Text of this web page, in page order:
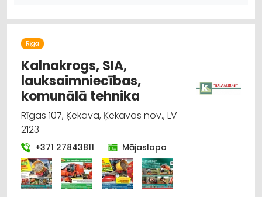
HOBIJA PRECES
SĒKLAS UN STĀDI
DĀRZA TEHNIKA UN INVENTĀRS
Rīga
Kalnakrogs, SIA,
lauksaimniecības,
komunālā tehnika
Rīgas 107, Ķekava, Ķekavas nov., LV-
2123
+371 27843811 Mājaslapa